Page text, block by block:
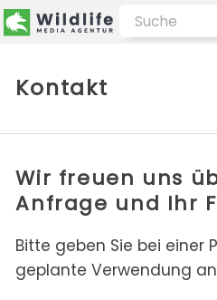
Kontakt
Wir freuen uns
Anfrage und Ihr
Bitte geben Sie bei einer
geplante Verwendung